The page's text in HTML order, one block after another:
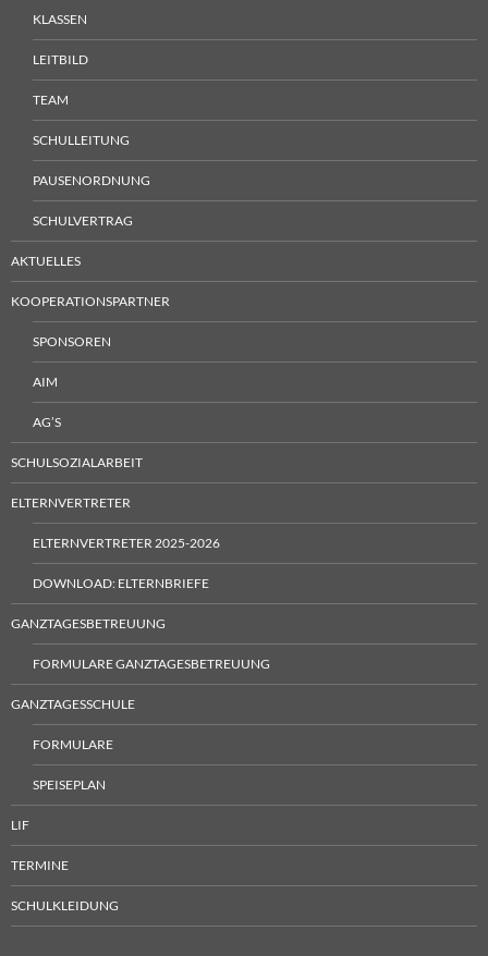
KLASSEN
LEITBILD
TEAM
SCHULLEITUNG
PAUSENORDNUNG
SCHULVERTRAG
AKTUELLES
KOOPERATIONSPARTNER
SPONSOREN
AIM
AG’S
SCHULSOZIALARBEIT
ELTERNVERTRETER
ELTERNVERTRETER 2025-2026
DOWNLOAD: ELTERNBRIEFE
GANZTAGESBETREUUNG
FORMULARE GANZTAGESBETREUUNG
GANZTAGESSCHULE
FORMULARE
SPEISEPLAN
LIF
TERMINE
SCHULKLEIDUNG